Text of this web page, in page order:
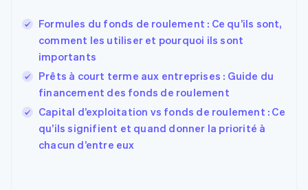
Formules du fonds de roulement : Ce qu’ils sont,
comment les utiliser et pourquoi ils sont
importants
Prêts à court terme aux entreprises : Guide du
financement des fonds de roulement
Capital d’exploitation vs fonds de roulement : Ce
qu’ils signifient et quand donner la priorité à
chacun d’entre eux
États-Unis
EnglishEspañol简体中文
Finlande
English Svenska
FrançaisEnglish
Gibraltar
English
Grèce